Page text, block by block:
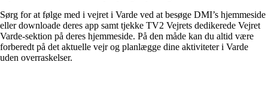
Sørg for at følge med i vejret i Varde ved at besøge DMI’s hjemmeside
eller downloade deres app samt tjekke TV2 Vejrets dedikerede Vejret
Varde-sektion på deres hjemmeside. På den måde kan du altid være
forberedt på det aktuelle vejr og planlægge dine aktiviteter i Varde
uden overraskelser.